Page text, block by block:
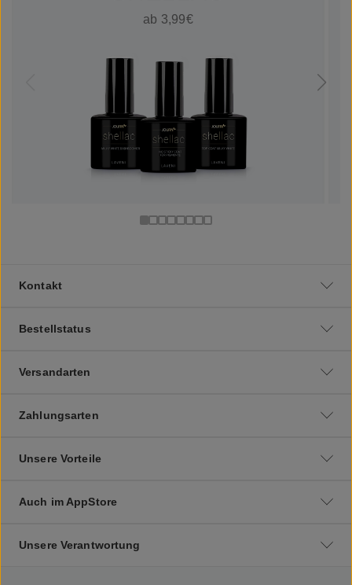
ab 3,99€
Kontakt
Bestellstatus
Versandarten
Zahlungsarten
Unsere Vorteile
Auch im AppStore
Unsere Verantwortung